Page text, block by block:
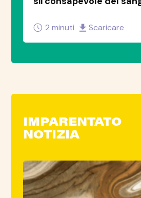
2 minuti Scaricare
IMPARENTATO
NOTIZIA